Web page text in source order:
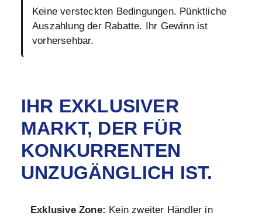
Keine versteckten Bedingungen. Pünktliche
Auszahlung der Rabatte. Ihr Gewinn ist
vorhersehbar.
IHR EXKLUSIVER
MARKT, DER FÜR
KONKURRENTEN
UNZUGÄNGLICH IST.
Exklusive Zone: Kein zweiter Händler in